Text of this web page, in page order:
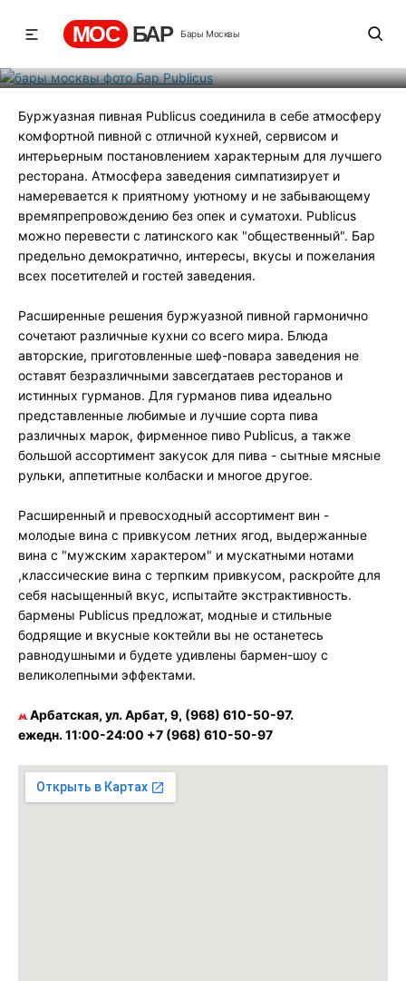
МОС БАР Бары Москвы
Бар Publicus
Буржуазная пивная Publicus соединила в себе атмосферу
комфортной пивной с отличной кухней, сервисом и
интерьерным постановлением характерным для лучшего
ресторана. Атмосфера заведения симпатизирует и
намеревается к приятному уютному и не забывающему
времяпрепровождению без опек и суматохи. Publicus
можно перевести с латинского как "общественный". Бар
предельно демократично, интересы, вкусы и пожелания
всех посетителей и гостей заведения.
Расширенные решения буржуазной пивной гармонично
сочетают различные кухни со всего мира. Блюда
авторские, приготовленные шеф-повара заведения не
оставят безразличными завсегдатаев ресторанов и
истинных гурманов. Для гурманов пива идеально
представленные любимые и лучшие сорта пива
различных марок, фирменное пиво Publicus, а также
большой ассортимент закусок для пива - сытные мясные
рульки, аппетитные колбаски и многое другое.
Расширенный и превосходный ассортимент вин -
молодые вина с привкусом летних ягод, выдержанные
вина с "мужским характером" и мускатными нотами
,классические вина с терпким привкусом, раскройте для
себя насыщенный вкус, испытайте экстрактивность.
бармены Publicus предложат, модные и стильные
бодрящие и вкусные коктейли вы не останетесь
равнодушными и будете удивлены бармен-шоу с
великолепными эффектами.
Арбатская, ул. Арбат, 9, (968) 610-50-97.
ежедн. 11:00-24:00 +7 (968) 610-50-97